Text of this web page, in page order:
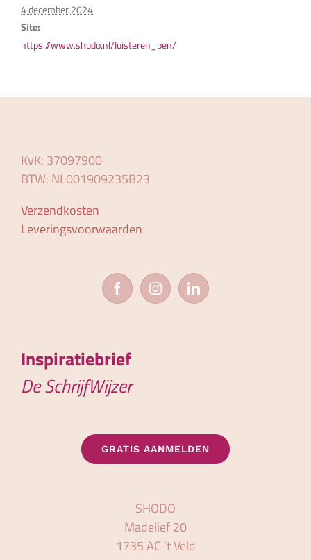
4 december 2024
Site:
https://www.shodo.nl/luisteren_pen/
KvK: 37097900
BTW: NL001909235B23
Verzendkosten
Leveringsvoorwaarden
Inspiratiebrief
De SchrijfWijzer
GRATIS AANMELDEN
SHODO
Madelief 20
1735 AC ’t Veld